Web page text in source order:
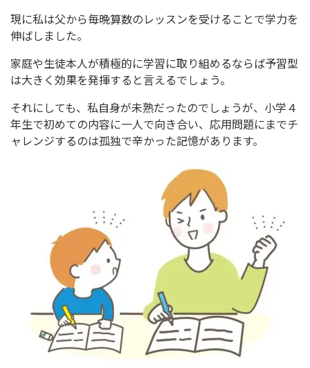
現に私は父から毎晩算数のレッスンを受けることで学力を
伸ばしました。
家庭や生徒本人が積極的に学習に取り組めるならば予習型
は大きく効果を発揮すると言えるでしょう。
それにしても、私自身が未熟だったのでしょうが、小学４
年生で初めての内容に一人で向き合い、応用問題にまでチ
ャレンジするのは孤独で辛かった記憶があります。